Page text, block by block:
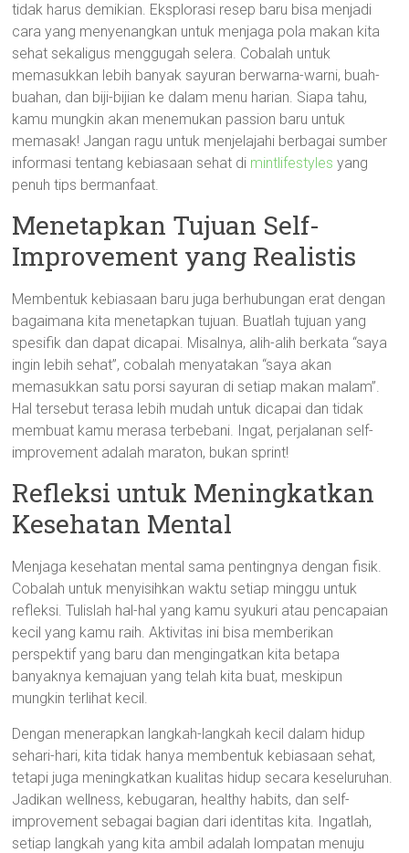
tidak harus demikian. Eksplorasi resep baru bisa menjadi
cara yang menyenangkan untuk menjaga pola makan kita
sehat sekaligus menggugah selera. Cobalah untuk
memasukkan lebih banyak sayuran berwarna-warni, buah-
buahan, dan biji-bijian ke dalam menu harian. Siapa tahu,
kamu mungkin akan menemukan passion baru untuk
memasak! Jangan ragu untuk menjelajahi berbagai sumber
informasi tentang kebiasaan sehat di mintlifestyles yang
penuh tips bermanfaat.
Menetapkan Tujuan Self-
Improvement yang Realistis
Membentuk kebiasaan baru juga berhubungan erat dengan
bagaimana kita menetapkan tujuan. Buatlah tujuan yang
spesifik dan dapat dicapai. Misalnya, alih-alih berkata “saya
ingin lebih sehat”, cobalah menyatakan “saya akan
memasukkan satu porsi sayuran di setiap makan malam”.
Hal tersebut terasa lebih mudah untuk dicapai dan tidak
membuat kamu merasa terbebani. Ingat, perjalanan self-
improvement adalah maraton, bukan sprint!
Refleksi untuk Meningkatkan
Kesehatan Mental
Menjaga kesehatan mental sama pentingnya dengan fisik.
Cobalah untuk menyisihkan waktu setiap minggu untuk
refleksi. Tulislah hal-hal yang kamu syukuri atau pencapaian
kecil yang kamu raih. Aktivitas ini bisa memberikan
perspektif yang baru dan mengingatkan kita betapa
banyaknya kemajuan yang telah kita buat, meskipun
mungkin terlihat kecil.
Dengan menerapkan langkah-langkah kecil dalam hidup
sehari-hari, kita tidak hanya membentuk kebiasaan sehat,
tetapi juga meningkatkan kualitas hidup secara keseluruhan.
Jadikan wellness, kebugaran, healthy habits, dan self-
improvement sebagai bagian dari identitas kita. Ingatlah,
setiap langkah yang kita ambil adalah lompatan menuju